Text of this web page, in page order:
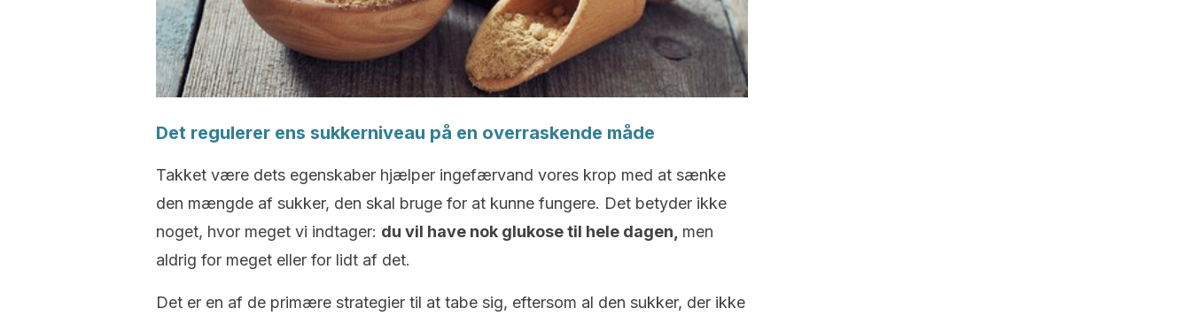
Det regulerer ens sukkerniveau på en overraskende måde
Takket være dets egenskaber hjælper ingefærvand vores krop med at sænke
den mængde af sukker, den skal bruge for at kunne fungere. Det betyder ikke
noget, hvor meget vi indtager: du vil have nok glukose til hele dagen, men
aldrig for meget eller for lidt af det.
Det er en af de primære strategier til at tabe sig, eftersom al den sukker, der ikke